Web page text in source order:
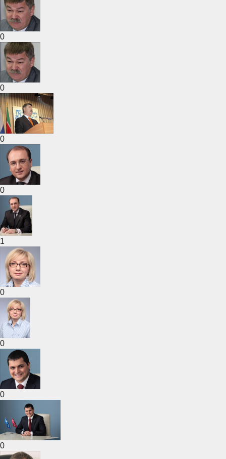
0
0
0
0
1
0
0
0
0